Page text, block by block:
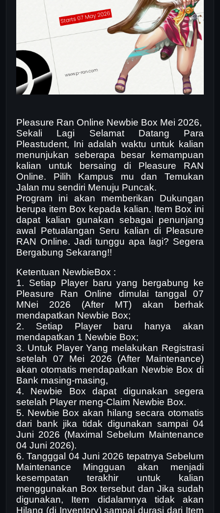
Pleasure Ran Online Newbie Box Mei 2026,
Sekali Lagi Selamat Datang Para
Pleastudent, Ini adalah waktu untuk kalian
menunjukan seberapa besar kemampuan
kalian untuk bersaing di Pleasure RAN
Online. Pilih Kampus mu dan Temukan
Jalan mu sendiri Menuju Puncak.
Program ini akan memberikan Dukungan
berupa item Box kepada kalian. Item Box ini
dapat kalian gunakan sebagai penunjang
awal Petualangan Seru kalian di Pleasure
RAN Online. Jadi tunggu apa lagi? Segera
Bergabung Sekarang!!
Ketentuan NewbieBox :
1. Setiap Player baru yang bergabung ke
Pleasure Ran Online dimulai tanggal 07
MNei 2026 (After MT) akan berhak
mendapatkan Newbie Box;
2. Setiap Player baru hanya akan
mendapatkan 1 Newbie Box;
3. Untuk Player Yang melakukan Registrasi
setelah 07 Mei 2026 (After Maintenance)
akan otomatis mendapatkan Newbie Box di
Bank masing-masing,
4. Newbie Box dapat digunakan segera
setelah Player meng-Claim Newbie Box.
5. Newbie Box akan hilang secara otomatis
dari bank jika tidak digunakan sampai 04
Juni 2026 (Maximal Sebelum Maintenance
04 Juni 2026).
6. Tangggal 04 Juni 2026 tepatnya Sebelum
Maintenance Mingguan akan menjadi
kesempatan terakhir untuk kalian
menggunakan Box tersebut dan Jika sudah
digunakan, Item didalamnya tidak akan
Hilang (di Inventory) sampai durasi dari Item